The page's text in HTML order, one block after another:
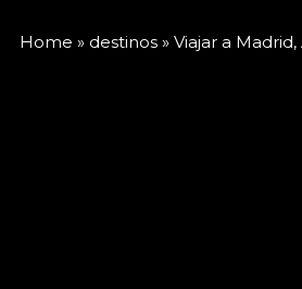
Home » destinos» Viajar a